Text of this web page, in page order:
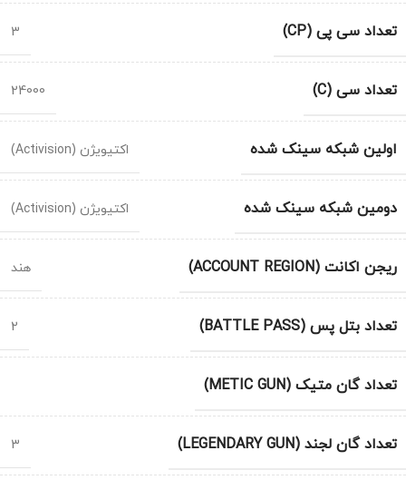
تعداد سی پی (CP) 3
تعداد سی (C) 24000
اولین شبکه سینک شده اکتیویژن (Activision)
دومین شبکه سینک شده اکتیویژن (Activision)
ریجن اکانت (ACCOUNT REGION) هند
تعداد بتل پس (BATTLE PASS) 2
تعداد گان متیک (METIC GUN)
تعداد گان لجند (LEGENDARY GUN) 3